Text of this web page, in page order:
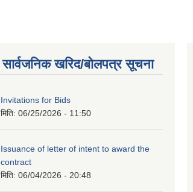
सार्वजनिक खरिद/बोलपत्र सूचना
Invitations for Bids
मिति: 06/25/2026 - 11:50
Issuance of letter of intent to award the
contract
मिति: 06/04/2026 - 20:48